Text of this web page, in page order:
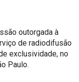
outorgada à
de radiodifusão
exclusividade, no
Paulo.